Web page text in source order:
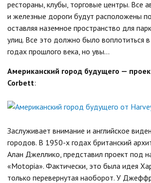
рестораны, клубы, торговые центры. Все
и железные дороги будут расположены
оставляя наземное пространство для
улиц. Все это должно было воплотиться
годах прошлого века, но увы…
Американский город будущего —
Corbett:
Заслуживает внимание и английское
городов. В 1950-х годах британский
Алан Джеллико, представил проект под
«Motopia». Фактически, это была идея
только перевернутая наоборот. У